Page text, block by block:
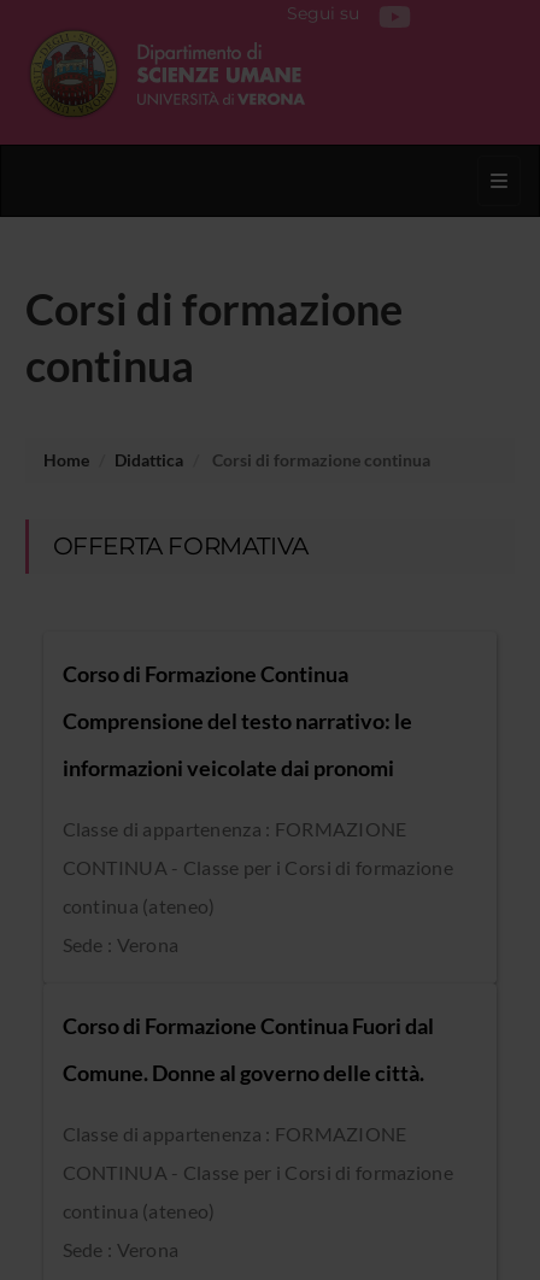
Segui su
Corsi di formazione
continua
Home Didattica Corsi di formazione continua
OFFERTA FORMATIVA
Corso di Formazione Continua
Comprensione del testo narrativo: le
informazioni veicolate dai pronomi
Classe di appartenenza : FORMAZIONE
CONTINUA - Classe per i Corsi di formazione
continua (ateneo)
Sede : Verona
Corso di Formazione Continua Fuori dal
Comune. Donne al governo delle città.
Classe di appartenenza : FORMAZIONE
CONTINUA - Classe per i Corsi di formazione
continua (ateneo)
Sede : Verona